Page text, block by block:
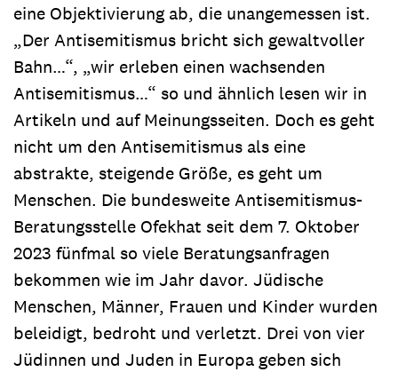
eine Objektivierung ab, die unangemessen ist.
„Der Antisemitismus bricht sich gewaltvoller
Bahn…“, „wir erleben einen wachsenden
Antisemitismus…“ so und ähnlich lesen wir in
Artikeln und auf Meinungsseiten. Doch es geht
nicht um den Antisemitismus als eine
abstrakte, steigende Größe, es geht um
Menschen. Die bundesweite Antisemitismus-
Beratungsstelle Ofekhat seit dem 7. Oktober
2023 fünfmal so viele Beratungsanfragen
bekommen wie im Jahr davor. Jüdische
Menschen, Männer, Frauen und Kinder wurden
beleidigt, bedroht und verletzt. Drei von vier
Jüdinnen und Juden in Europa geben sich